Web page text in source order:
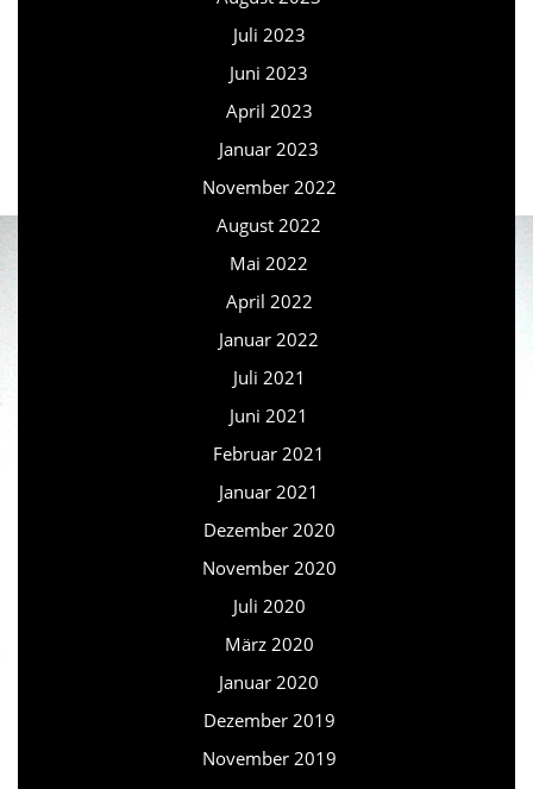
Juli 2023
Juni 2023
April 2023
Januar 2023
November 2022
August 2022
Mai 2022
April 2022
Januar 2022
Juli 2021
Juni 2021
Februar 2021
Januar 2021
Dezember 2020
November 2020
Juli 2020
März 2020
Januar 2020
Dezember 2019
November 2019